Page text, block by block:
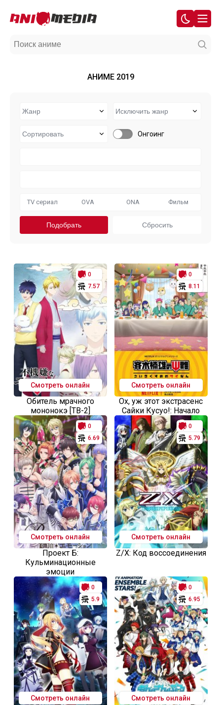
АНИМЕ 2019
Онгоинг
TV сериал OVA ONA Фильм
0
7.57
Смотреть онлайн
Обитель мрачного
мононокэ [ТВ-2]
0
8.11
Смотреть онлайн
Ох, уж этот экстрасенс
Сайки Кусуо!: Начало
0
6.69
Смотреть онлайн
Проект Б:
Кульминационные
эмоции
0
5.79
Смотреть онлайн
Z/X: Код воссоединения
0
5.9
Смотреть онлайн
0
6.95
Смотреть онлайн